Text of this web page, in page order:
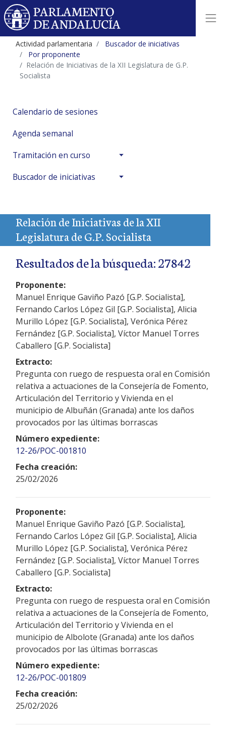
Actividad parlamentaria
Buscador de iniciativas
Por proponente
Relación de Iniciativas de la XII Legislatura de G.P.
Socialista
Calendario de sesiones
Agenda semanal
Tramitación en curso
Buscador de iniciativas
Relación de Iniciativas de la XII
Legislatura de G.P. Socialista
Resultados de la búsqueda: 27842
Proponente:
Manuel Enrique Gaviño Pazó [G.P. Socialista],
Fernando Carlos López Gil [G.P. Socialista], Alicia
Murillo López [G.P. Socialista], Verónica Pérez
Fernández [G.P. Socialista], Víctor Manuel Torres
Caballero [G.P. Socialista]
Extracto:
Pregunta con ruego de respuesta oral en Comisión
relativa a actuaciones de la Consejería de Fomento,
Articulación del Territorio y Vivienda en el
municipio de Albuñán (Granada) ante los daños
provocados por las últimas borrascas
Número expediente:
12-26/POC-001810
Fecha creación:
25/02/2026
Proponente:
Manuel Enrique Gaviño Pazó [G.P. Socialista],
Fernando Carlos López Gil [G.P. Socialista], Alicia
Murillo López [G.P. Socialista], Verónica Pérez
Fernández [G.P. Socialista], Víctor Manuel Torres
Caballero [G.P. Socialista]
Extracto:
Pregunta con ruego de respuesta oral en Comisión
relativa a actuaciones de la Consejería de Fomento,
Articulación del Territorio y Vivienda en el
municipio de Albolote (Granada) ante los daños
provocados por las últimas borrascas
Número expediente:
12-26/POC-001809
Fecha creación:
25/02/2026